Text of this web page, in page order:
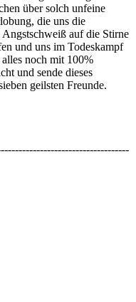
über solch unfeine
die uns die
Angstschweiß auf die Stirne
und uns im Todeskampf
noch mit 100%
und sende dieses
geilsten Freunde.